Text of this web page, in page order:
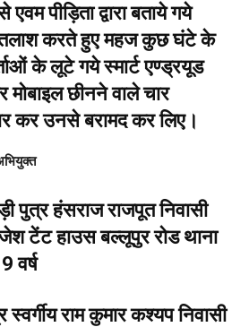
पीड़िता द्वारा बताये गये
करते हुए महज कुछ घंटे के
के लूटे गये स्मार्ट एण्ड्रयूड
छीनने वाले चार
कर उनसे बरामद कर लिए।
पुत्र हंसराज राजपूत निवासी
टेंट हाउस बल्लूपुर रोड थाना
वर्ष
राम कुमार कश्यप निवासी